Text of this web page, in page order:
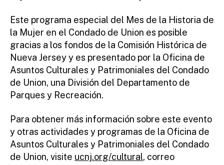
Este programa especial del Mes de la Historia de
la Mujer en el Condado de Union es posible
gracias a los fondos de la Comisión Histórica de
Nueva Jersey y es presentado por la Oficina de
Asuntos Culturales y Patrimoniales del Condado
de Union, una División del Departamento de
Parques y Recreación.
Para obtener más información sobre este evento
y otras actividades y programas de la Oficina de
Asuntos Culturales y Patrimoniales del Condado
de Union, visite ucnj.org/cultural, correo